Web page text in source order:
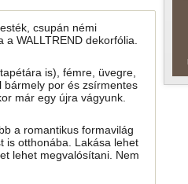
csupán némi
WALLTREND dekorfólia.
is), fémre, üvegre,
bármely por és zsírmentes
már egy újra vágyunk.
a romantikus formavilág
is otthonába. Lakása lehet
lehet megvalósítani. Nem